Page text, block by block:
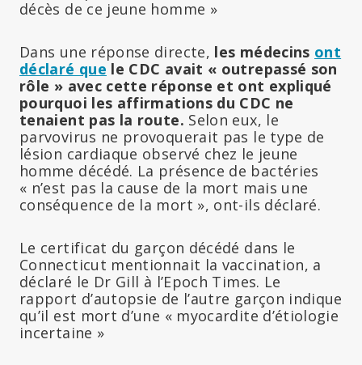
décès de ce jeune homme »
Dans une réponse directe, les médecins ont
déclaré que le CDC avait « outrepassé son
rôle » avec cette réponse et ont expliqué
pourquoi les affirmations du CDC ne
tenaient pas la route. Selon eux, le
parvovirus ne provoquerait pas le type de
lésion cardiaque observé chez le jeune
homme décédé. La présence de bactéries
« n’est pas la cause de la mort mais une
conséquence de la mort », ont-ils déclaré.
Le certificat du garçon décédé dans le
Connecticut mentionnait la vaccination, a
déclaré le Dr Gill à l’Epoch Times. Le
rapport d’autopsie de l’autre garçon indique
qu’il est mort d’une « myocardite d’étiologie
incertaine »